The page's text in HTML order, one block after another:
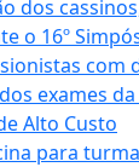
dos
o 16º
exames da
Alto Custo
para